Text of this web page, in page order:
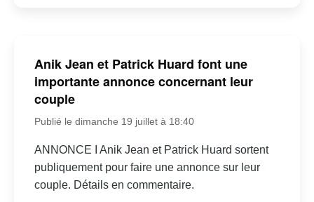
Anik Jean et Patrick Huard font une
importante annonce concernant leur
couple
Publié le dimanche 19 juillet à 18:40
ANNONCE I Anik Jean et Patrick Huard sortent
publiquement pour faire une annonce sur leur
couple. Détails en commentaire.